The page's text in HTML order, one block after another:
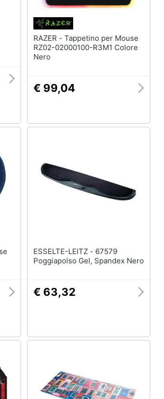
RAZER - Tappetino per Mouse
RZ02-02000100-R3M1 Colore
Nero
€ 99,04
ESSELTE-LEITZ - 67579
Poggiapolso Gel, Spandex Nero
€ 63,32